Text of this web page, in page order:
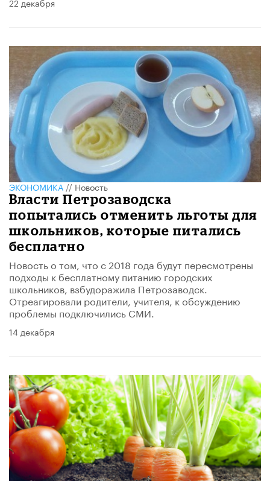
ЭКОНОМИКА//Новость
Власти Петрозаводска
попытались отменить льготы для
школьников, которые питались
бесплатно
Новость о том, что с 2018 года будут пересмотрены
подходы к бесплатному питанию городских
школьников, взбудоражила Петрозаводск.
Отреагировали родители, учителя, к обсуждению
проблемы подключились СМИ.
14 декабря